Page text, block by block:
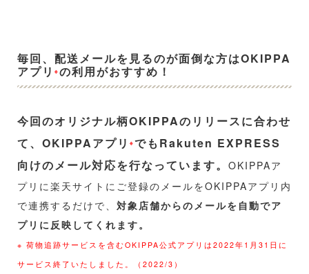
毎回、配送メールを見るのが面倒な方はOKIPPA
アプリ ※の利用がおすすめ！
今回のオリジナル柄OKIPPAのリリースに合わせ
て、OKIPPAアプリ ※でもRakuten EXPRESS
向けのメール対応を行なっています。 OKIPPAア
プリに楽天サイトにご登録のメールをOKIPPAアプリ内
で連携するだけで、 対象店舗からのメールを自動でア
プリに反映してくれます。
※ 荷物追跡サービスを含むOKIPPA公式アプリは2022年1月31日に
サービス終了いたしました。（2022/3）